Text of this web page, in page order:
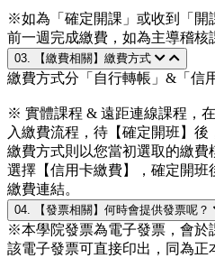
※如為「確定開課」或收到「開
前一週完成繳費，如為主導稽
03. 【繳費相關】繳費方式
繳費方式分「自行轉帳」&「信
※ 實體課程 & 遠距連線課程，
入繳費流程，待【確定開班】後
繳費方式則以您當初選取的繳
選擇【信用卡繳費】，確定開
繳費連結。
04. 【發票相關】何時會提供發票呢？
※本學院發票為電子發票，會於
該電子發票可直接印出，同為